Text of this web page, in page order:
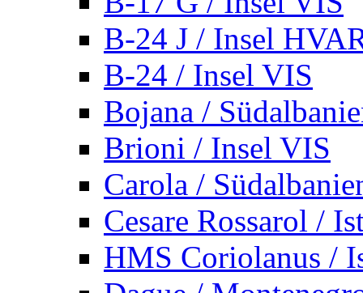
B-24 J / Insel
B-24 / Insel VIS
Bojana /
Brioni / Insel VIS
Carola /
Cesare Rossarol /
HMS Coriolanus /